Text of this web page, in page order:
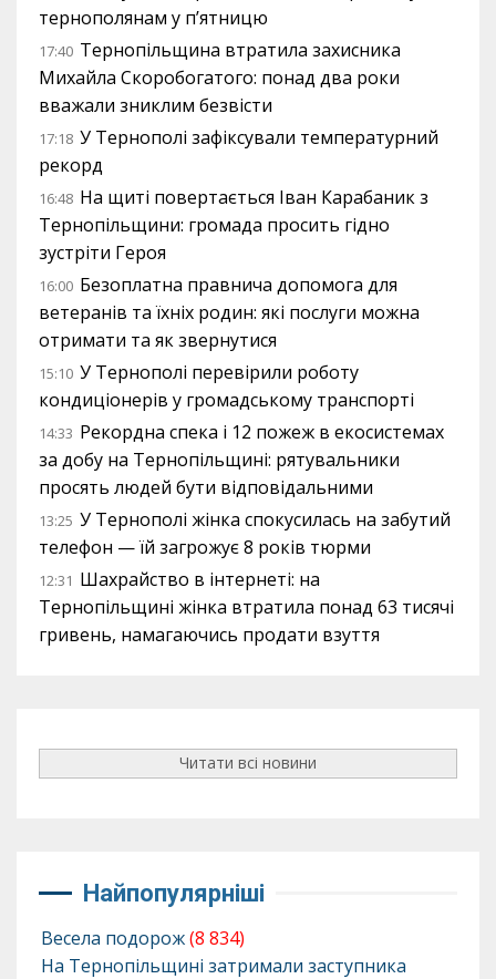
тернополянам у п’ятницю
17:40 Тернопільщина втратила захисника
Михайла Скоробогатого: понад два роки
вважали зниклим безвісти
17:18 У Тернополі зафіксували температурний
рекорд
16:48 На щиті повертається Іван Карабаник з
Тернопільщини: громада просить гідно
зустріти Героя
16:00 Безоплатна правнича допомога для
ветеранів та їхніх родин: які послуги можна
отримати та як звернутися
15:10 У Тернополі перевірили роботу
кондиціонерів у громадському транспорті
14:33 Рекордна спека і 12 пожеж в екосистемах
за добу на Тернопільщині: рятувальники
просять людей бути відповідальними
13:25 У Тернополі жінка спокусилась на забутий
телефон — їй загрожує 8 років тюрми
12:31 Шахрайство в інтернеті: на
Тернопільщині жінка втратила понад 63 тисячі
гривень, намагаючись продати взуття
Читати всі новини
Найпопулярніші
Весела подорож(8 834)
На Тернопільщині затримали заступника